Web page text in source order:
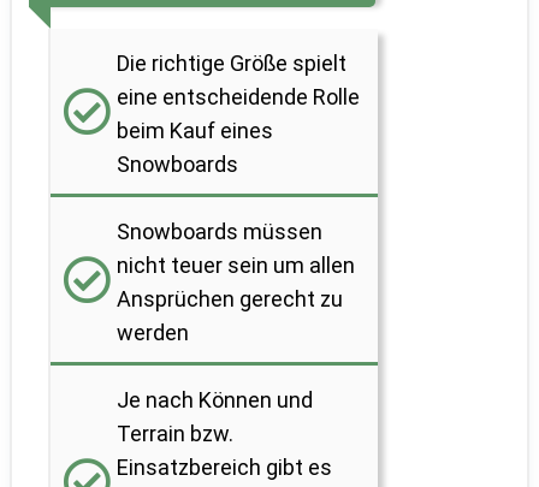
Die richtige Größe spielt
eine entscheidende Rolle
beim Kauf eines
Snowboards
Snowboards müssen
nicht teuer sein um allen
Ansprüchen gerecht zu
werden
Je nach Können und
Terrain bzw.
Einsatzbereich gibt es